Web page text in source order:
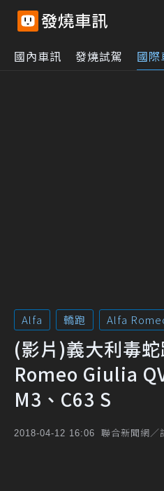
國內車訊 發燒試駕 國際
Alfa 轎跑 Alfa
(影片)義大利毒
Romeo Giulia
M3、C63 S
2018-04-12 16:06 聯合新聞網／